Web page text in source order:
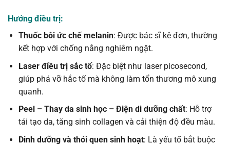
Hướng điều trị:
Thuốc bôi ức chế melanin: Được bác sĩ kê đơn, thường
kết hợp với chống nắng nghiêm ngặt.
Laser điều trị sắc tố: Đặc biệt như laser picosecond,
giúp phá vỡ hắc tố mà không làm tổn thương mô xung
quanh.
Peel – Thay da sinh học – Điện di dưỡng chất: Hỗ trợ
tái tạo da, tăng sinh collagen và cải thiện độ đều màu.
Dinh dưỡng và thói quen sinh hoạt: Là yếu tố bắt buộc